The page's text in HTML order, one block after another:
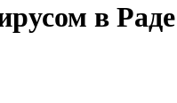
в Раде